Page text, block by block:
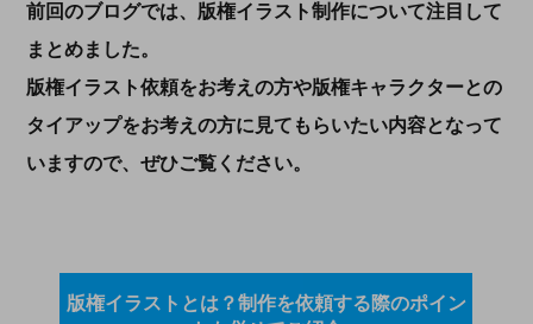
前回のブログでは、版権イラスト制作について注目して
まとめました。
版権イラスト依頼をお考えの方や版権キャラクターとの
タイアップをお考えの方に見てもらいたい内容となって
いますので、ぜひご覧ください。
版権イラストとは？制作を依頼する際のポイン